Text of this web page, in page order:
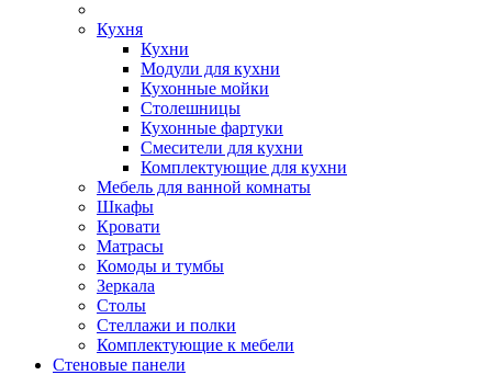
Кухня
Кухни
Модули для кухни
Кухонные мойки
Столешницы
Кухонные фартуки
Смесители для кухни
Комплектующие для кухни
Мебель для ванной комнаты
Шкафы
Кровати
Матрасы
Комоды и тумбы
Зеркала
Столы
Стеллажи и полки
Комплектующие к мебели
Стеновые панели